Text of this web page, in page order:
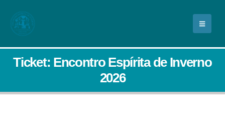
Ticket: Encontro Espírita de Inverno
2026